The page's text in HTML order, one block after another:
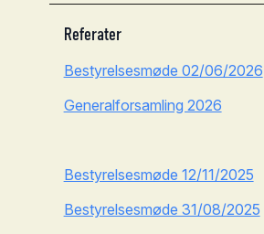
Referater
Bestyrelsesmøde 02/06/2026
Generalforsamling 2026
Bestyrelsesmøde 12/11/2025
Bestyrelsesmøde 31/08/2025